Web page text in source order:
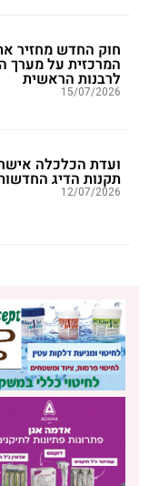
חוק החדש מחזיר
המרכזית על מערך
לרבנות הראשית
15/07/2026
ועדת הכלכלה
תקנות הדיג
12/07/2026